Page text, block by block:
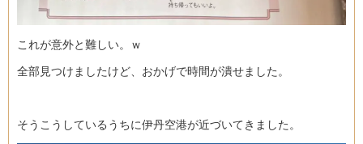
これが意外と難しい。ｗ
全部見つけましたけど、おかげで時間が潰せました。
そうこうしているうちに伊丹空港が近づいてきました。